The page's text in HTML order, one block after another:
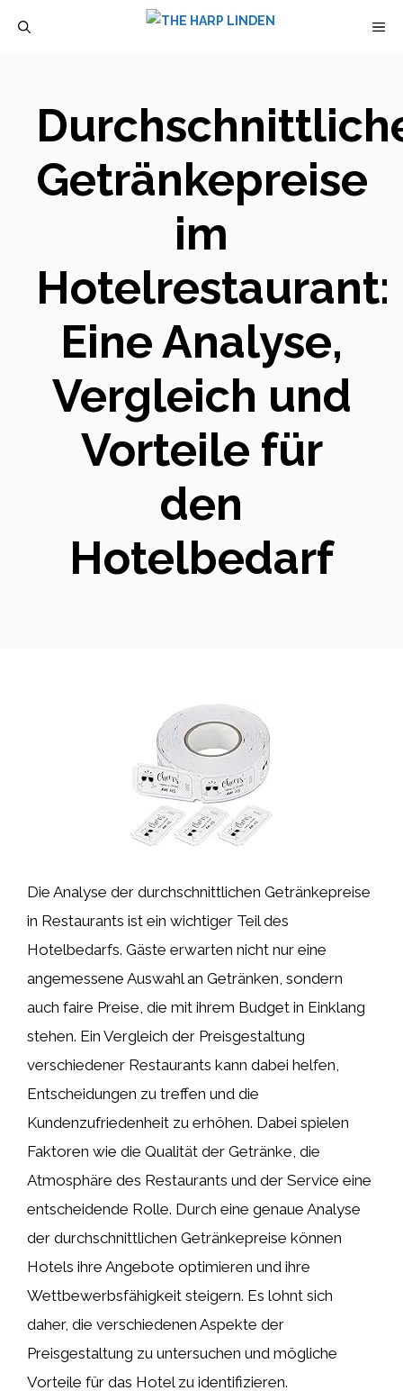
Getränkepreise
im
Hotelrestaurant:
Eine Analyse,
Vergleich und
Vorteile für
den
Hotelbedarf
Die Analyse der durchschnittlichen Getränkepreise
in Restaurants ist ein wichtiger Teil des
Hotelbedarfs. Gäste erwarten nicht nur eine
angemessene Auswahl an Getränken, sondern
auch faire Preise, die mit ihrem Budget in Einklang
stehen. Ein Vergleich der Preisgestaltung
verschiedener Restaurants kann dabei helfen,
Entscheidungen zu treffen und die
Kundenzufriedenheit zu erhöhen. Dabei spielen
Faktoren wie die Qualität der Getränke, die
Atmosphäre des Restaurants und der Service eine
entscheidende Rolle. Durch eine genaue Analyse
der durchschnittlichen Getränkepreise können
Hotels ihre Angebote optimieren und ihre
Wettbewerbsfähigkeit steigern. Es lohnt sich
daher, die verschiedenen Aspekte der
Preisgestaltung zu untersuchen und mögliche
Vorteile für das Hotel zu identifizieren.